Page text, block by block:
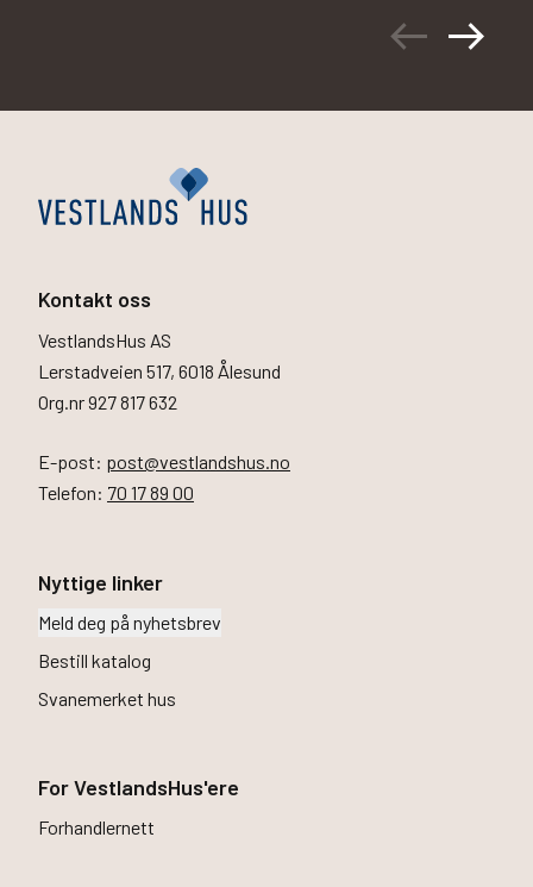
arrow_left_alt arrow_right_alt
Kontakt oss
VestlandsHus AS
Lerstadveien 517, 6018 Ålesund
Org.nr 927 817 632
E-post: post@vestlandshus.no
Telefon: 70 17 89 00
Nyttige linker
Meld deg på nyhetsbrev
Bestill katalog
Svanemerket hus
For VestlandsHus'ere
Forhandlernett